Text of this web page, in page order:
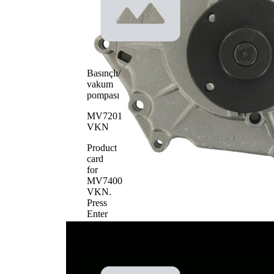
Dökme
çelik
Basınçlı/
vakum
pompası
MV7201
VKN
Product
card
for
MV7400
VKN.
Press
Enter
to